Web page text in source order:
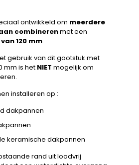
ontwikkeld om meerdere
combinerenmet een
120 mm.
gebruik van dit gootstuk met
mm is het NIET mogelijk om
installeren op :
dakpannen
keramische dakpannen
rand uit loodvrij